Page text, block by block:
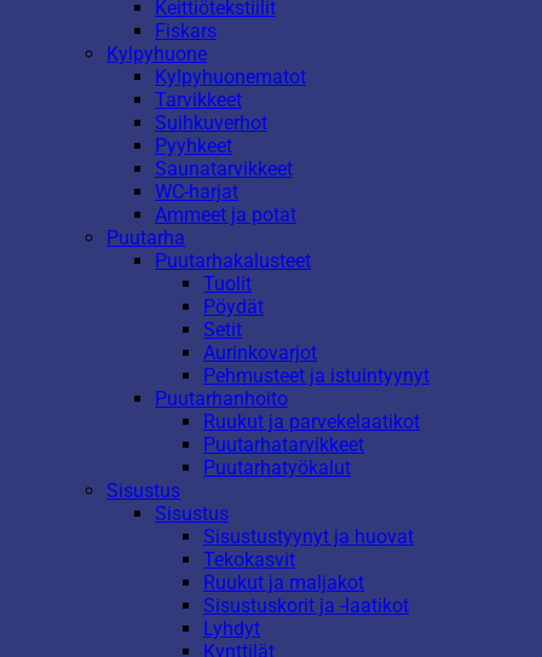
Keittiötekstiilit
Fiskars
Kylpyhuone
Kylpyhuonematot
Tarvikkeet
Suihkuverhot
Pyyhkeet
Saunatarvikkeet
WC-harjat
Ammeet ja potat
Puutarha
Puutarhakalusteet
Tuolit
Pöydät
Setit
Aurinkovarjot
Pehmusteet ja istuintyynyt
Puutarhanhoito
Ruukut ja parvekelaatikot
Puutarhatarvikkeet
Puutarhatyökalut
Sisustus
Sisustus
Sisustustyynyt ja huovat
Tekokasvit
Ruukut ja maljakot
Sisustuskorit ja -laatikot
Lyhdyt
Kynttilät